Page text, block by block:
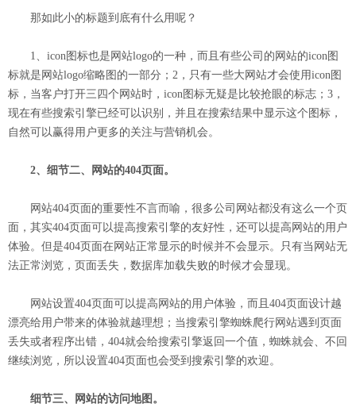
那如此小的标题到底有什么用呢？
1、icon图标也是网站logo的一种，而且有些公司的网站的icon图
标就是网站logo缩略图的一部分；2，只有一些大网站才会使用icon图
标，当客户打开三四个网站时，icon图标无疑是比较抢眼的标志；3，
现在有些搜索引擎已经可以识别，并且在搜索结果中显示这个图标，
自然可以赢得用户更多的关注与营销机会。
2、细节二、网站的404页面。
网站404页面的重要性不言而喻，很多公司网站都没有这么一个页
面，其实404页面可以提高搜索引擎的友好性，还可以提高网站的用户
体验。但是404页面在网站正常显示的时候并不会显示。只有当网站无
法正常浏览，页面丢失，数据库加载失败的时候才会显现。
网站设置404页面可以提高网站的用户体验，而且404页面设计越
漂亮给用户带来的体验就越理想；当搜索引擎蜘蛛爬行网站遇到页面
丢失或者程序出错，404就会给搜索引擎返回一个值，蜘蛛就会、不回
继续浏览，所以设置404页面也会受到搜索引擎的欢迎。
细节三、网站的访问地图。